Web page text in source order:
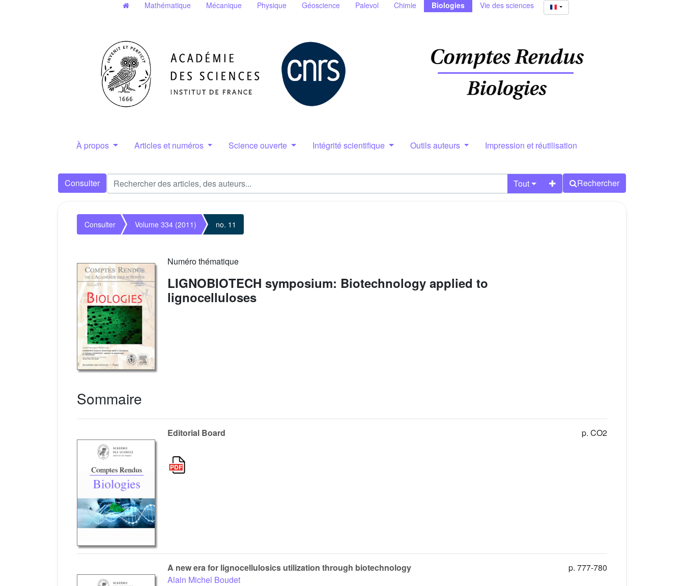
Mathématique Mécanique Physique Géoscience Palevol Chimie Biologies Vie des sciences
À propos Articles et numéros Science ouverte Intégrité scientifique Outils auteurs Impression et réutilisation
Consulter Tout Rechercher
Consulter Volume 334 (2011) no. 11
Numéro thématique
LIGNOBIOTECH symposium: Biotechnology applied to
lignocelluloses
Sommaire
Editorial Board p. CO2
A new era for lignocellulosics utilization through biotechnology
Alain Michel Boudet
p. 777-780